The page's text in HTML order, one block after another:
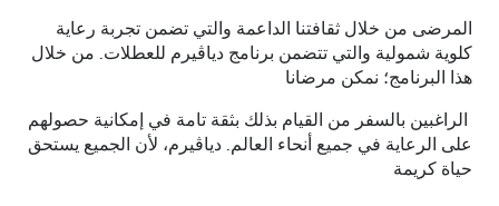
المرضى من خلال ثقافتنا الداعمة والتي تضمن تجربة رعاية
كلوية شمولية والتي تتضمن برنامج دياڤيرم للعطلات. من خلال
هذا البرنامج؛ نمكن مرضانا
الراغبين بالسفر من القيام بذلك بثقة تامة في إمكانية حصولهم
على الرعاية في جميع أنحاء العالم. دياڤيرم، لأن الجميع يستحق
حياة كريمة